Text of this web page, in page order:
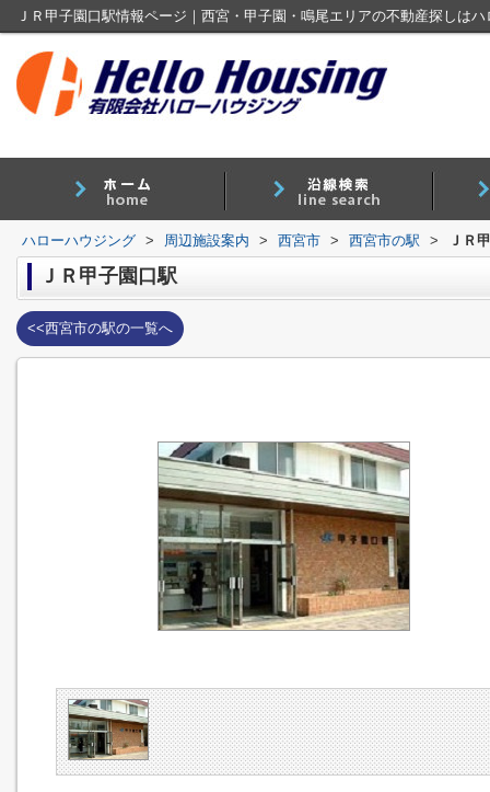
ＪＲ甲子園口駅情報ページ｜西宮・甲子園・鳴尾エリアの不動産探しは
ハローハウジング > 周辺施設案内 > 西宮市 > 西宮市の駅 > ＪＲ
ＪＲ甲子園口駅
<<西宮市の駅の一覧へ